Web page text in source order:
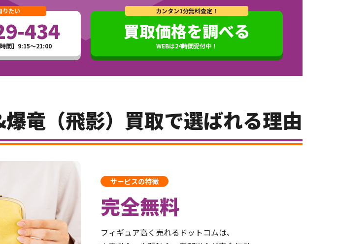
りたい
434
間】9:15～21:00
カンタン1分無料査定！
買取価格を調べる
WEBは24時間受付中！
竜（飛影）買取で選ばれる理由
サービスの特徴
完全無料
フィギュア高く売れるドットコムは、